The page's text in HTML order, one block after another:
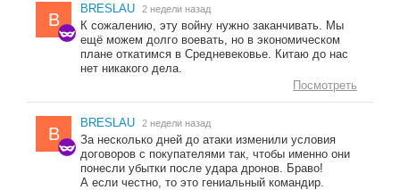
B
BRESLAU 2 недели назад
К сожалению, эту войну нужно заканчивать. Мы
ещё можем долго воевать, но в экономическом
плане откатимся в Средневековье. Китаю до нас
нет никакого дела.
Посмотреть
B
BRESLAU 2 недели назад
За несколько дней до атаки изменили условия
договоров с покупателями так, чтобы именно они
понесли убытки после удара дронов. Браво!
А если честно, то это гениальный командир.